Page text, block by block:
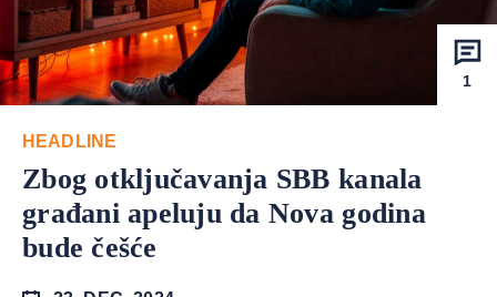
1
HEADLINE
Zbog otključavanja SBB kanala
građani apeluju da Nova godina
bude češće